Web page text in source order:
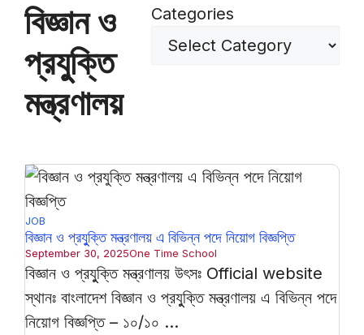
বিজ্ঞান ও
প্রযুুক্তি
মন্ত্রণালয়
Categories
JOB
বিজ্ঞান ও প্রযুুক্তি মন্ত্রণালয় এ বিভিন্ন পদে নিয়োগ বিজ্ঞপ্তি
September 30, 2025One Time School
বিজ্ঞান ও প্রযুুক্তি মন্ত্রণালয় উৎসঃ Official website
স্থানঃ বাংলাদেশ বিজ্ঞান ও প্রযুুক্তি মন্ত্রণালয় এ বিভিন্ন পদে
নিয়োগ বিজ্ঞপ্তি – ১০/১০ ...